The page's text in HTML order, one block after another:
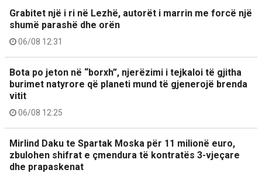
Grabitet një i ri në Lezhë, autorët i marrin me forcë një
shumë parashë dhe orën
06/08 12:31
Bota po jeton në “borxh”, njerëzimi i tejkaloi të gjitha
burimet natyrore që planeti mund të gjenerojë brenda
vitit
06/08 12:25
Mirlind Daku te Spartak Moska për 11 milionë euro,
zbulohen shifrat e çmendura të kontratës 3-vjeçare
dhe prapaskenat